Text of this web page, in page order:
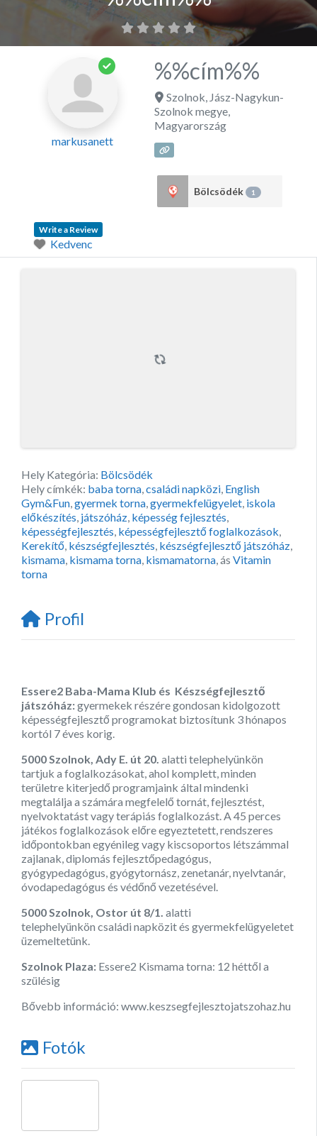
markusanett
%%cím%%
Szolnok, Jász-Nagykun-
Szolnok megye,
Magyarország
Bölcsödék 1
Write a Review
Kedvenc
Hely Kategória: Bölcsödék
Hely címkék: baba torna családi napközi English
Gym&Fun gyermek torna gyermekfelügyelet iskola
előkészítés játszóház képesség fejlesztés
képességfejlesztés képességfejlesztő foglalkozások
Kerekítő készségfejlesztés készségfejlesztő játszóház
kismama kismama torna kismamatorna , ás Vitamin
torna
Profil
Essere2 Baba-Mama Klub és Készségfejlesztő
játszóház:gyermekek részére gondosan kidolgozott
képességfejlesztő programokat biztosítunk 3 hónapos
kortól 7 éves korig.
5000 Szolnok, Ady E. út 20. alatti telephelyünkön
tartjuk a foglalkozásokat, ahol komplett, minden
területre kiterjedő programjaink által mindenki
megtalálja a számára megfelelő tornát, fejlesztést,
nyelvoktatást vagy terápiás foglalkozást. A 45 perces
játékos foglalkozások előre egyeztetett, rendszeres
időpontokban egyénileg vagy kiscsoportos létszámmal
zajlanak, diplomás fejlesztőpedagógus,
gyógypedagógus, gyógytornász, zenetanár, nyelvtanár,
óvodapedagógus és védőnő vezetésével.
5000 Szolnok, Ostor út 8/1.alatti
telephelyünkön családi napközit és gyermekfelügyeletet
üzemeltetünk.
Szolnok Plaza: Essere2 Kismama torna: 12 héttől a
szülésig
Bővebb információ: www.keszsegfejlesztojatszohaz.hu
Fotók